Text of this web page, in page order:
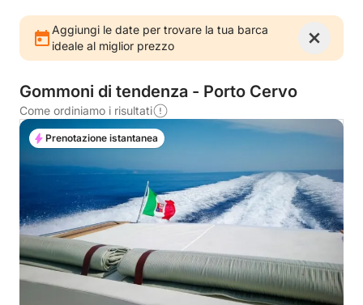
Aggiungi le date per trovare la tua barca
ideale al miglior prezzo
Gommoni di tendenza - Porto Cervo
Come ordiniamo i risultati
Prenotazione istantanea